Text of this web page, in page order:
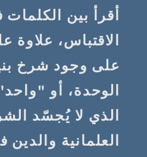
أقرأ بين
الاقتباس، علاوة
على وجود شرخ
الوحدة، أو
الذي لا يُجسّد
العلمانية